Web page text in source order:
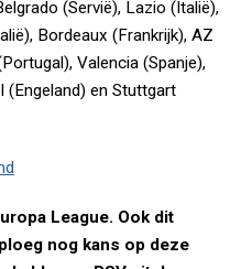
(Servië), Lazio (Italië),
Bordeaux (Frankrijk), AZ
Valencia (Spanje),
(Engeland) en Stuttgart
League. Ook dit
nog kans op deze